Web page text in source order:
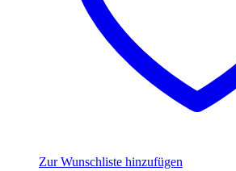
Zur Wunschliste hinzufügen